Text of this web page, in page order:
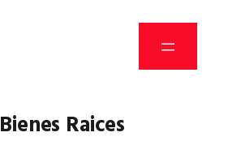
Bienes Raices